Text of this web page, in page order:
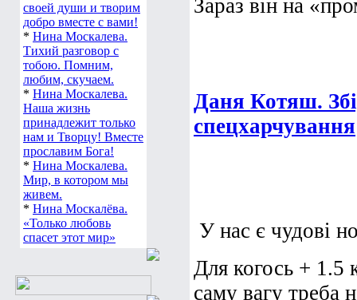
своей души и творим
добро вместе с вами!
* Нина Москалева.
Тихий разговор с
тобою. Помним,
любим, скучаем.
* Нина Москалева.
Наша жизнь
принадлежит только
нам и Творцу! Вместе
прославим Бога!
* Нина Москалева.
Мир, в котором мы
живем.
* Нина Москалёва.
«Только любовь
спасет этот мир»
Зараз він на
Даня Котяш.
спецхарчування
У нас є чудові
Для когось + 1.5
саму вагу треба